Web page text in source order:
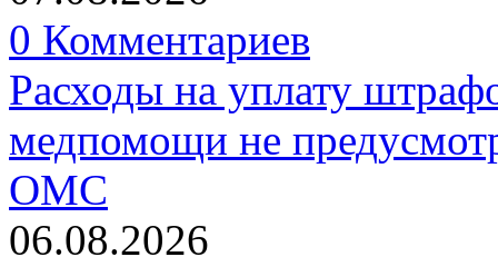
0 Комментариев
Расходы на уплату
медпомощи не
ОМС
06.08.2026